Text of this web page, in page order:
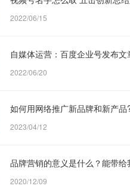
2022/06/15
2022/06/20
如何用网络推广新品牌和新产品
2023/04/12
2020/12/09